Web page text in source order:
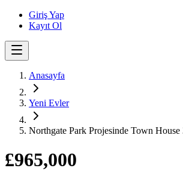
Giriş Yap
Kayıt Ol
Anasayfa
Yeni Evler
Northgate Park Projesinde Town House
£965,000